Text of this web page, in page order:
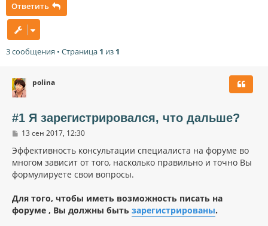
Ответить
3 сообщения • Страница 1 из 1
polina
#1 Я зарегистрировался, что дальше?
С
о
б
щ
е
н
е
13 сен 2017, 12:30
Эффективность консультации специалиста на форуме во
многом зависит от того, насколько правильно и точно Вы
формулируете свои вопросы.
Для того, чтобы иметь возможность писать на
форуме , Вы должны быть зарегистрированы.